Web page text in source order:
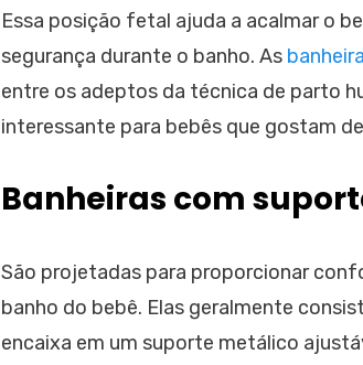
Essa posição fetal ajuda a acalmar o
segurança durante o banho. As
entre os adeptos da técnica de parto
interessante para bebês que gostam
Banheiras com
São projetadas para proporcionar
banho do bebê. Elas geralmente
encaixa em um suporte metálico